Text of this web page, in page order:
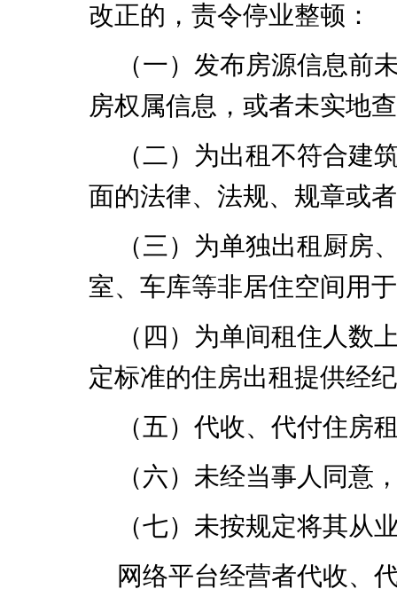
改正的，责令停业整顿：
（一）发布房源信息前
房权属信息，或者未实地
（二）为出租不符合建
面的法律、法规、规章或
（三）为单独出租厨房
室、车库等非居住空间用
（四）为单间租住人数
定标准的住房出租提供经
（五）代收、代付住房
（六）未经当事人同意
（七）未按规定将其从
网络平台经营者代收、